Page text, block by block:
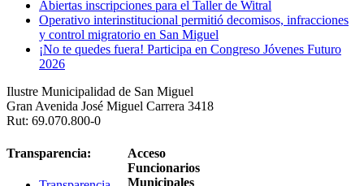
Abiertas inscripciones para el Taller de Witral
Operativo interinstitucional permitió decomisos, infracciones
y control migratorio en San Miguel
¡No te quedes fuera! Participa en Congreso Jóvenes Futuro
2026
Ilustre Municipalidad de San Miguel
Gran Avenida José Miguel Carrera 3418
Rut: 69.070.800-0
Transparencia:
Acceso
Funcionarios
Municipales